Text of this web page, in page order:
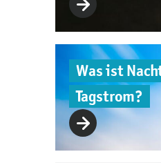
Was ist
Tagstrom?